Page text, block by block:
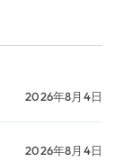
2026年8月4日
2026年8月4日